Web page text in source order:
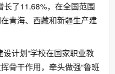
了11.68%，在全国范围
青海、西藏和新疆生产建
计划”学校在国家职业教
骨干作用，牵头做强“鲁班